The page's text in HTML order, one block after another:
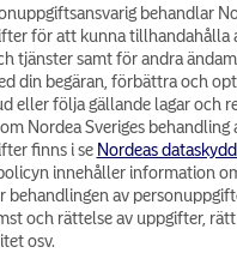
behandlar
för att kunna tillhandahålla
tjänster samt för andra
din begäran, förbättra och
eller följa gällande lagar och
Nordea Sveriges behandling
finns i se Nordeas
innehåller information
behandlingen av
och rättelse av uppgifter,
osv.